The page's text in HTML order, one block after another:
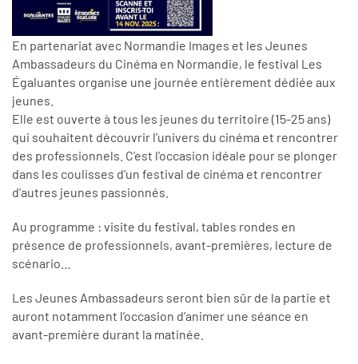
En partenariat avec Normandie Images et les Jeunes
Ambassadeurs du Cinéma en Normandie, le festival Les
Égaluantes organise une journée entièrement dédiée aux
jeunes.
Elle est ouverte à tous les jeunes du territoire (15-25 ans)
qui souhaitent découvrir l’univers du cinéma et rencontrer
des professionnels. C’est l’occasion idéale pour se plonger
dans les coulisses d’un festival de cinéma et rencontrer
d’autres jeunes passionnés.
Au programme : visite du festival, tables rondes en
présence de professionnels, avant-premières, lecture de
scénario…
Les Jeunes Ambassadeurs seront bien sûr de la partie et
auront notamment l’occasion d’animer une séance en
avant-première durant la matinée.